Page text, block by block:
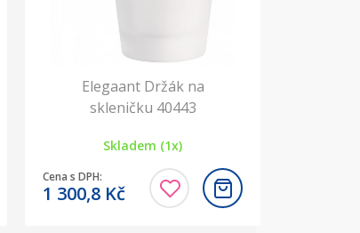
Elegaant Držák na
skleničku 40443
Skladem (1x)
Cena s DPH:
1 300,8 Kč